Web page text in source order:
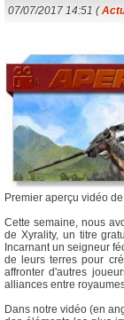
07/07/2017 14:51 (
Premier aperçu vidéo
Cette semaine, nous
de Xyrality, un titre
Incarnant un seigneur
de leurs terres pour
affronter d'autres
alliances entre
Dans notre vidéo (en